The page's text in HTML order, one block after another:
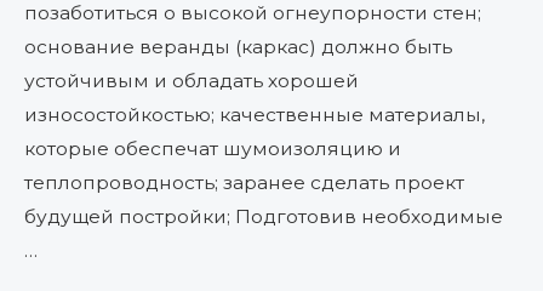
позаботиться о высокой огнеупорности стен;
основание веранды (каркас) должно быть
устойчивым и обладать хорошей
износостойкостью; качественные материалы,
которые обеспечат шумоизоляцию и
теплопроводность; заранее сделать проект
будущей постройки; Подготовив необходимые
…